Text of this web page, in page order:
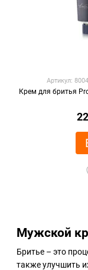
Мужской
Бритье – это
также улучшить
Артикул:
Крем для бритья